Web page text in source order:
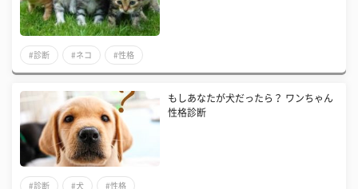
#診断 #ネコ #性格
もしあなたが犬だったら？ ワンちゃん
性格診断
#診断 #犬 #性格